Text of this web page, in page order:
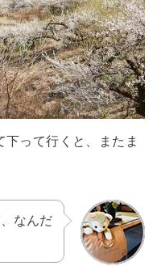
って行くと、またま
なんだ